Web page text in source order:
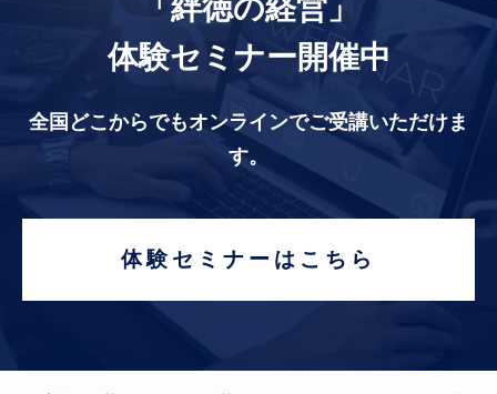
「絆徳の経営」
体験セミナー開催中
全国どこからでもオンラインでご受講いただけま
す。
体験セミナーはこちら